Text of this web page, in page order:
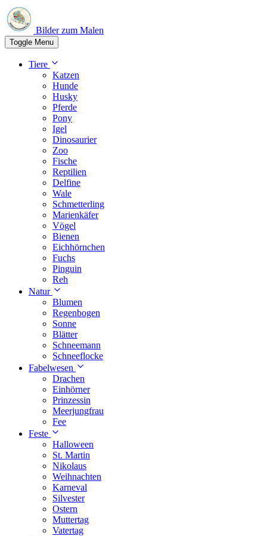
Bilder zum Malen
Toggle Menu
Tiere
Katzen
Hunde
Husky
Pferde
Pony
Igel
Dinosaurier
Zoo
Fische
Reptilien
Delfine
Wale
Schmetterling
Marienkäfer
Vögel
Bienen
Eichhörnchen
Fuchs
Pinguin
Reh
Natur
Blumen
Regenbogen
Sonne
Blätter
Schneemann
Schneeflocke
Fabelwesen
Drachen
Einhörner
Prinzessin
Meerjungfrau
Fee
Feste
Halloween
St. Martin
Nikolaus
Weihnachten
Karneval
Silvester
Ostern
Muttertag
Vatertag